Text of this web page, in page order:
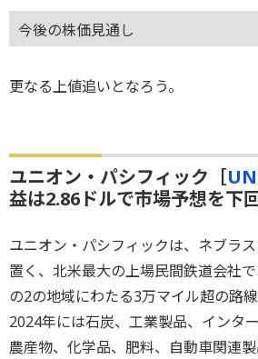
今後の株価見通し
更なる上値追いとなろう。
ユニオン・パシフィック［
益は2.86ドルで市場予想を下
ユニオン・パシフィックは、ネブラ
置く、北米最大の上場民間鉄道会社
の2の地域にわたる3万マイル超の路線
2024年には石炭、工業製品、インタ
農産物、化学品、肥料、自動車関連